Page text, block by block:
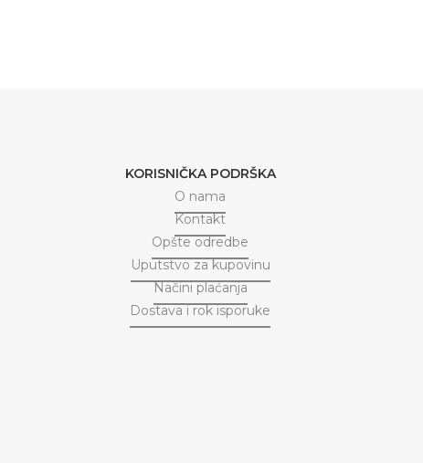
KORISNIČKA PODRŠKA
O nama
Kontakt
Opšte odredbe
Uputstvo za kupovinu
Načini plaćanja
Dostava i rok isporuke